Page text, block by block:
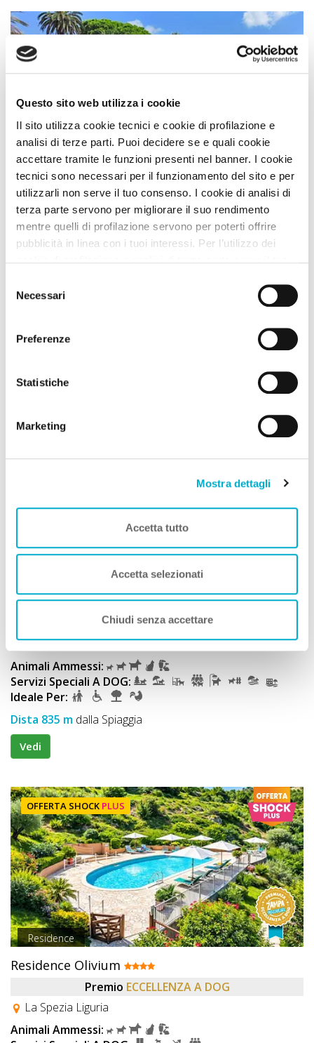
Questo sito web utilizza i cookie
Il sito utilizza cookie tecnici e cookie di profilazione e
analisi di terze parti. Puoi decidere se e quali cookie
accettare tramite le funzioni presenti nel banner. I cookie
tecnici sono necessari per il funzionamento del sito e per
utilizzarli non serve il tuo consenso. I cookie di analisi di
terza parte servono per migliorare il suo rendimento
mentre quelli di profilazione servono per poterti offrire
pubblicità in linea con i tuoi interessi. Per l’utilizzo dei
senza accettare” verranno installati solo i cookie tecnici.
Cliccando il pulsante “Accetta tutto” acconsenti all’utilizzo
di tutti i cookie. Cliccando il pulsante “mostra dettagli”
troverai le varie categorie di cookie e potrai accettare o
tue scelte. Puoi modificare le tue scelte in ogni momento.
delNecessari
Preferenze
Statistiche
Marketing
Mostra dettagli
Accetta tutto
Accetta selezionati
Chiudi senza accettare
Hotel
Hotel San Desiderio
PremioSTRUTTURA A DOG
Approvata dai Viaggiatori
Servizi Speciali A DOG:
Vedi
Caravelle Camping Village
PremioECCELLENZA A DOG
Approvatadai Viaggiatori
TOP 100 PIÙ Prenotate
Ceriale (Savona) Liguria
Animali Ammessi:
Servizi Speciali A DOG:
Ideale Per:
Dista 835 m dalla Spiaggia
Vedi
OFFERTA SHOCK PLUS
Residence
Residence Olivium
Premio ECCELLENZA A DOG
La Spezia Liguria
Animali Ammessi: